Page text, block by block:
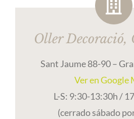
Oller Decoració,
Sant Jaume 88-90 –
Ver en Google
L-S: 9:30-13:30h /
(cerrado sábado